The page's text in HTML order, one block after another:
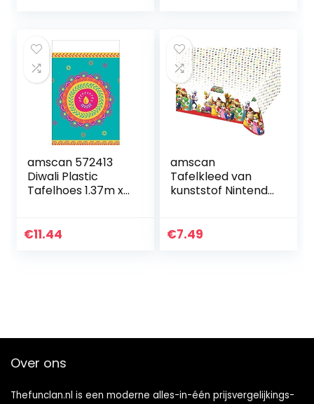
rechthoekig…
amscan 572413
Diwali Plastic
Tafelhoes 1.37m x
€11.44
amscan
Tafelkleed van
kunststof Nintendo
cm
€7.49
Over ons
Thefunclan.nl is een moderne alles-in-één prijsvergelijkings-